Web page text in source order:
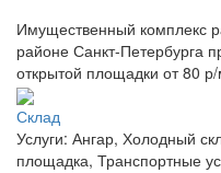
Имущественный комплекс
районе Санкт-Петербурга
открытой площадки от 80
Склад
Услуги: Ангар, Холодный
площадка, Транспортные